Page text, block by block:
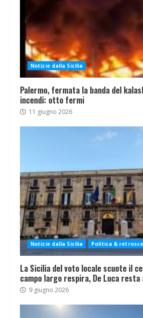
Notizie dalla Sicilia
Palermo, fermata la banda del
incendi: otto fermi
11 giugno 2026
Notizie dalla Sicilia Politica &
La Sicilia del voto locale scuote il
campo largo respira, De Luca resta
9 giugno 2026